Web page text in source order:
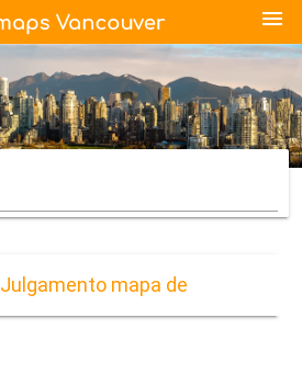
menu
Julgamento mapa de